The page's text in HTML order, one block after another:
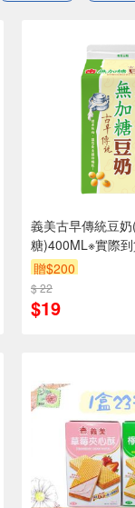
義美古早傳統豆
糖)400ML※實際
以上
贈$200
$ 22
$19